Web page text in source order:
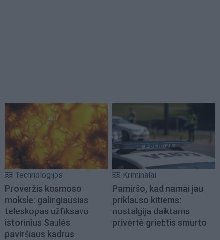
Technologijos
Proveržis kosmoso
moksle: galingiausias
teleskopas užfiksavo
istorinius Saulės
paviršiaus kadrus
Kriminalai
Pamiršo, kad namai jau
priklauso kitiems:
nostalgija daiktams
privertė griebtis smurto